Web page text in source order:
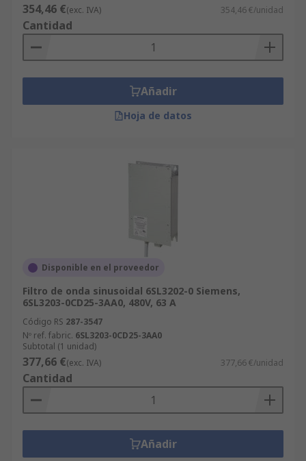
354,46 €(exc. IVA) 354,46 €/unidad
Cantidad
Añadir
Hoja de datos
Disponible en el proveedor
Filtro de onda sinusoidal 6SL3202-0 Siemens,
6SL3203-0CD25-3AA0, 480V, 63 A
Código RS 287-3547
Nº ref. fabric. 6SL3203-0CD25-3AA0
Subtotal (1 unidad)
377,66 €(exc. IVA) 377,66 €/unidad
Cantidad
Añadir